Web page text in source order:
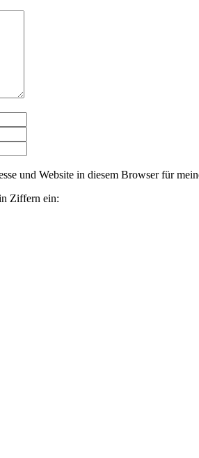
und Website in diesem Browser für
Ziffern ein: